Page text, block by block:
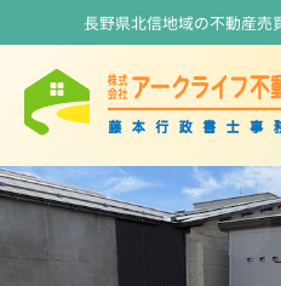
長野県北信地域の不動産売